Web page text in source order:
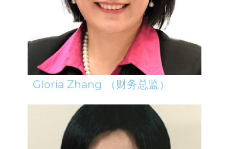
Gloria Zhang （财务总监）